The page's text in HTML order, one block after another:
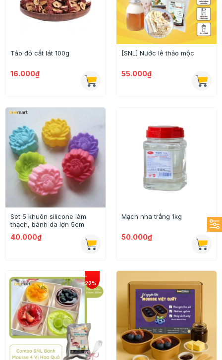
Táo đỏ cắt lát 100g
16.000₫
[SNL] Nước lê thảo mộc
55.000₫
Set 5 khuôn silicone làm
thạch, bánh da lợn 5cm
40.000₫
Mạch nha trắng 1kg
50.000₫